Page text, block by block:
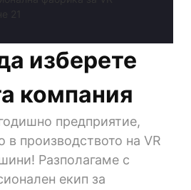
изберете
компания
предприятие,
в производството на VR
Разполагаме с
екип за